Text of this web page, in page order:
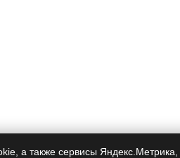
а также сервисы